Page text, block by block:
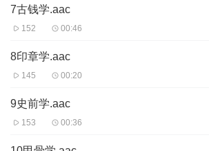
7古钱学.aac
152 00:46
8印章学.aac
145 00:20
9史前学.aac
153 00:36